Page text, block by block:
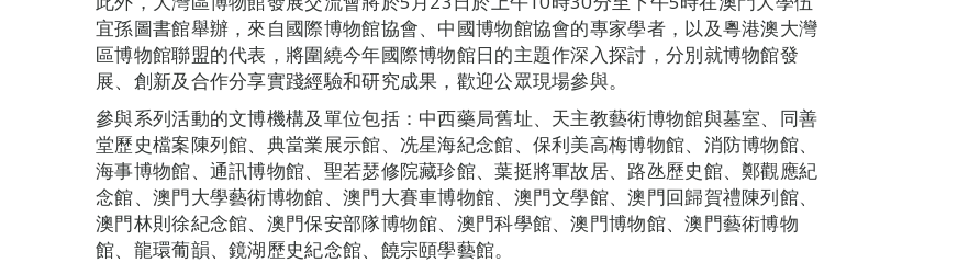
宜孫圖書館舉辦，來自國際博物館協會、中國博物館協會的專家學者，以及粵港澳大灣
區博物館聯盟的代表，將圍繞今年國際博物館日的主題作深入探討，分別就博物館發
展、創新及合作分享實踐經驗和研究成果，歡迎公眾現場參與。
參與系列活動的文博機構及單位包括：中西藥局舊址、天主教藝術博物館與墓室、同善
堂歷史檔案陳列館、典當業展示館、冼星海紀念館、保利美高梅博物館、消防博物館、
海事博物館、通訊博物館、聖若瑟修院藏珍館、葉挺將軍故居、路氹歷史館、鄭觀應紀
念館、澳門大學藝術博物館、澳門大賽車博物館、澳門文學館、澳門回歸賀禮陳列館、
澳門林則徐紀念館、澳門保安部隊博物館、澳門科學館、澳門博物館、澳門藝術博物
館、龍環葡韻、鏡湖歷史紀念館、饒宗頤學藝館。